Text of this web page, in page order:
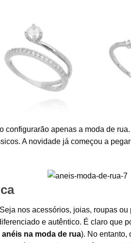
Anel duplo solitário e
meia aliança rodio branco
semi joia
Anel
configurarão apenas a moda de
A novidade já começou a
nos acessórios, joias, roupas
e autêntico. É claro que
anéis na moda de rua). No entanto,